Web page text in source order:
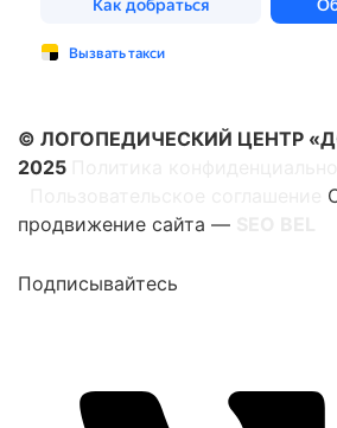
© ЛОГОПЕДИЧЕСКИЙ ЦЕНТР
2025
продвижение сайта —
Подписывайтесь